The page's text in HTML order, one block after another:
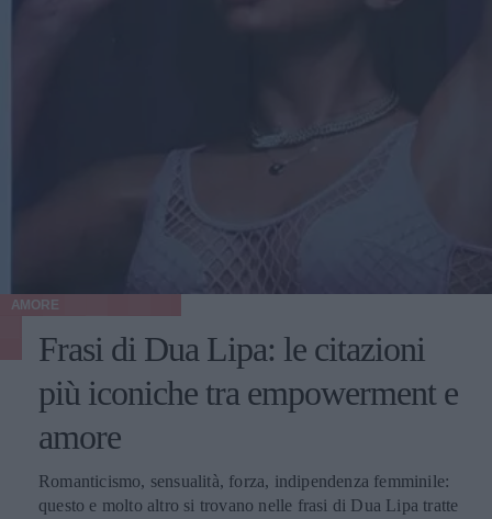
AMORE
Frasi di Dua Lipa: le citazioni
più iconiche tra empowerment e
amore
Romanticismo, sensualità, forza, indipendenza femminile:
questo e molto altro si trovano nelle frasi di Dua Lipa tratte